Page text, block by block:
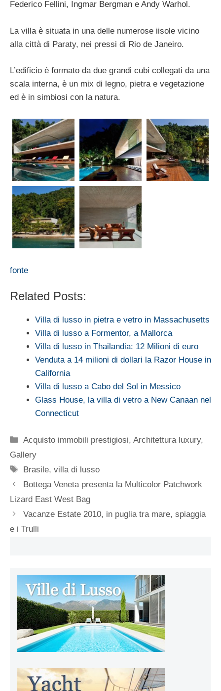
Federico Fellini, Ingmar Bergman e Andy Warhol.
La villa è situata in una delle numerose iisole vicino
alla città di Paraty, nei pressi di Rio de Janeiro.
L’edificio è formato da due grandi cubi collegati da una
scala interna, è un mix di legno, pietra e vegetazione
ed è in simbiosi con la natura.
fonte
Related Posts:
Villa di lusso in pietra e vetro in Massachusetts
Villa di lusso a Formentor, a Mallorca
Villa di lusso in Thailandia: 12 Milioni di euro
Venduta a 14 milioni di dollari la Razor House in
California
Villa di lusso a Cabo del Sol in Messico
Glass House, la villa di vetro a New Canaan nel
Connecticut
Categorie
Acquisto immobili prestigiosi,Architettura luxury,
Gallery
Tag
Brasile,villa di lusso
Bottega Veneta presenta la Multicolor Patchwork
Lizard East West Bag
Vacanze Estate 2010, in puglia tra mare, spiaggia
e i Trulli